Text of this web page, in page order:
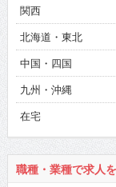
関西
北海道・東北
中国・四国
九州・沖縄
在宅
職種・業種で求人